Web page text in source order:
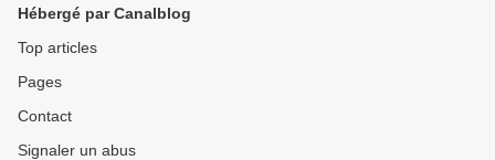
Hébergé par Canalblog
Top articles
Pages
Contact
Signaler un abus